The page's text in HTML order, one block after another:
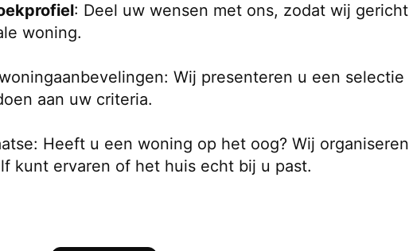
: Deel uw wensen met ons, zodat wij gericht
woning.
Wij presenteren u een selectie
aan uw criteria.
Heeft u een woning op het oog? Wij organiseren
kunt ervaren of het huis echt bij u past.